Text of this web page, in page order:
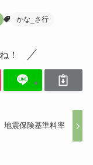
かな_さ行
！
地震保険基準料率